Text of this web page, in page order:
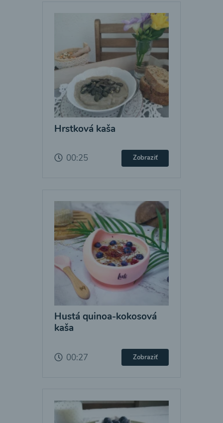
Hrstková kaša
00:25 Zobraziť
Hustá quinoa-kokosová
kaša
00:27 Zobraziť